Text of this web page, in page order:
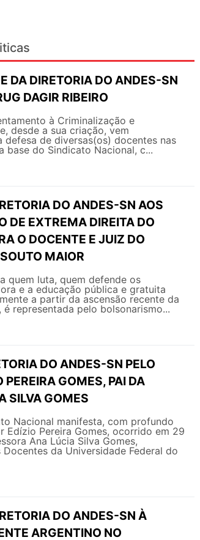
DA DIRETORIA DO ANDES-SN
DAGIR RIBEIRO
à Criminalização e
desde a sua criação, vem
defesa de diversas(os) docentes nas
base do Sindicato Nacional, c...
DO ANDES-SN AOS
DE EXTREMA DIREITA DO
O DOCENTE E JUIZ DO
MAIOR
quem luta, quem defende os
e a educação pública e gratuita
a partir da ascensão recente da
representada pelo bolsonarismo...
DO ANDES-SN PELO
GOMES, PAI DA
SILVA GOMES
Nacional manifesta, com profundo
Edízio Pereira Gomes, ocorrido em 29
Ana Lúcia Silva Gomes,
da Universidade Federal do
DO ANDES-SN À
ARGENTINO NO